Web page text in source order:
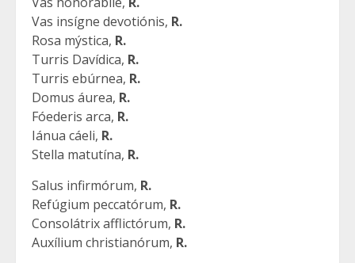
Vas insígne devotiónis, R.
Rosa mýstica, R.
Turris Davídica, R.
Turris ebúrnea, R.
Domus áurea, R.
Fóederis arca, R.
Iánua cáeli, R.
Stella matutína, R.
Salus infirmórum, R.
Refúgium peccatórum, R.
Consolátrix afflictórum, R.
Auxílium christianórum, R.